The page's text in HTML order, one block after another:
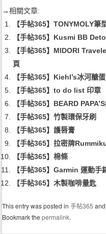
→相關文章:
【手帖365】TONYMOLY筆
【手帖365】Kusmi BB
【手帖365】MIDORI
頁
【手帖365】Kiehl’s冰河醣
【手帖365】to do list 印章
【手帖365】BEARD
【手帖365】竹製環保牙刷
【手帖365】護唇膏
【手帖365】拉密牌
【手帖365】棉條
【手帖365】Garmin 運動手
【手帖365】木製咖啡量匙
This entry was posted in手帖365
Bookmark thepermalink.